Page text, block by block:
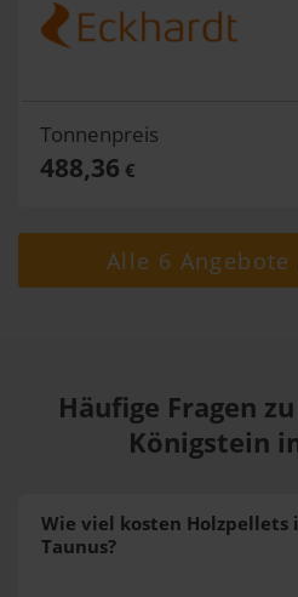
Tonnenpreis
488,36 €
Alle 6 Angebote
Häufige Fragen
Königstein
Wie viel kosten Holzpellets
Taunus?